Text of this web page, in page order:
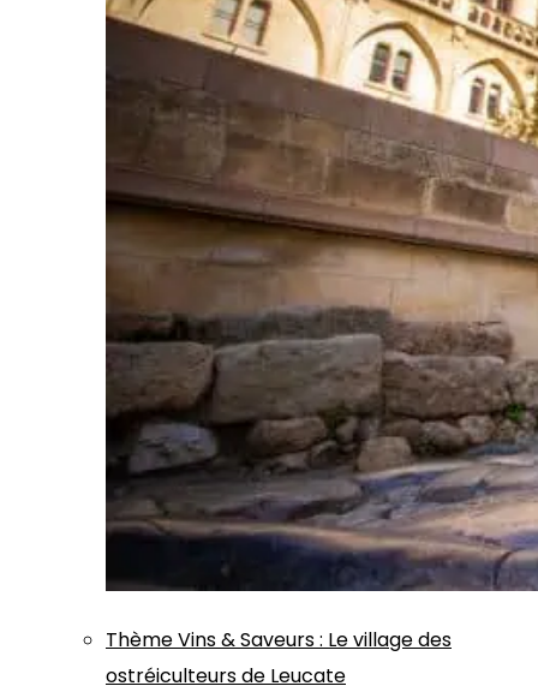
ThèmeVins & Saveurs: Le village des
ostréiculteurs de Leucate